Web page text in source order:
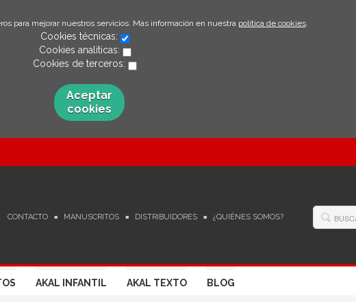
para mejorar nuestros servicios. Más información en nuestra política de cookies.
Cookies técnicas:
Cookies analíticas:
Cookies de terceros:
Aceptar
cookies
CONTACTO MANUSCRITOS DISTRIBUIDORES ¿QUIÉNES SOMOS?
AKAL INFANTIL AKAL TEXTO BLOG